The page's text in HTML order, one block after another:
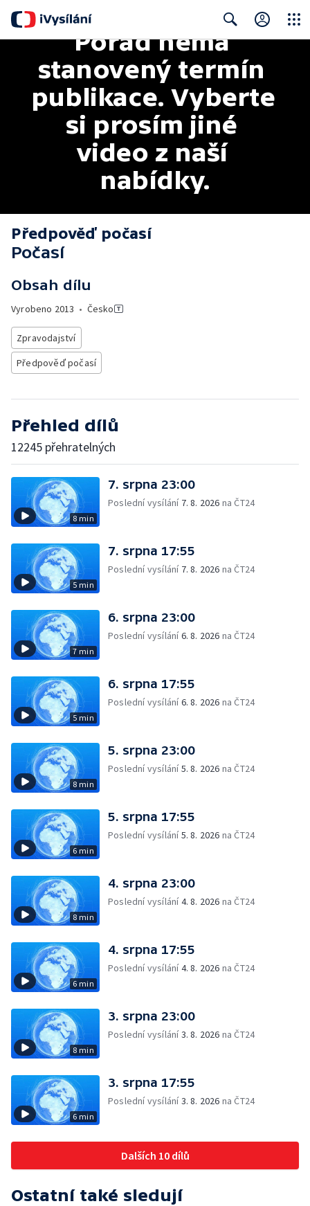
Search
Pořad nemá
stanovený termín
publikace. Vyberte
si prosím jiné
video z naší
nabídky.
Předpověď počasí
Počasí
Obsah dílu
Vyrobeno 2013 • Česko
Zpravodajství
Předpověď počasí
Přehled dílů
12245 přehratelných
8 min
7. srpna 23:00
Poslední vysílání 7. 8. 2026 na ČT24
5 min
7. srpna 17:55
Poslední vysílání 7. 8. 2026 na ČT24
7 min
6. srpna 23:00
Poslední vysílání6. 8. 2026 na ČT24
5 min
6. srpna 17:55
Poslední vysílání6. 8. 2026 na ČT24
8 min
5. srpna 23:00
Poslední vysílání5. 8. 2026 na ČT24
6 min
5. srpna 17:55
Poslední vysílání5. 8. 2026 na ČT24
8 min
4. srpna 23:00
Poslední vysílání4. 8. 2026 na ČT24
6 min
4. srpna 17:55
Poslední vysílání4. 8. 2026 na ČT24
8 min
3. srpna 23:00
Poslední vysílání3. 8. 2026 na ČT24
6 min
3. srpna 17:55
Poslední vysílání3. 8. 2026 na ČT24
Dalších 10 dílů
Ostatní také sledují